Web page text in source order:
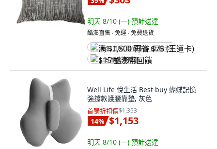
明天 8/10 (一) 預計送達
酷澎直售 ∙ 免運 ∙ 免費退貨
满 $1,500 再省 $75 (王道卡)
$15 酷澎幣回饋
Well Life 悅生活 Best buy 蝴蝶記憶
強撐款護腰靠墊, 灰色
首購折扣價$1,353
14% $1,153
明天 8/10 (一) 預計送達